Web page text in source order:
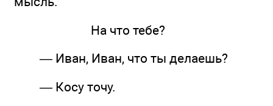
На что тебе?
— Иван, Иван, что ты делаешь?
— Косу точу.